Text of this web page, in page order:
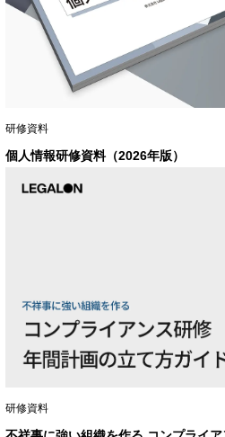
研修資料
個人情報研修資料（2026年版）
研修資料